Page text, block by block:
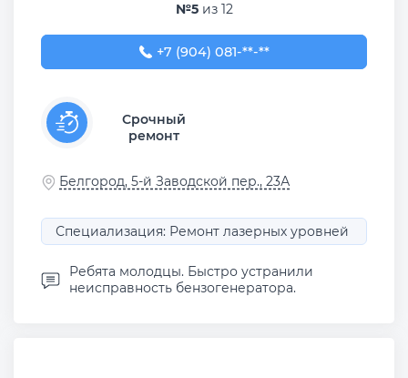
№5из 12
+7 (904) 081-68-86
+7 (904) 081-**-**
Срочный
ремонт
Белгород, 5-й Заводской пер., 23А
Специализация: Ремонт лазерных уровней
Ребята молодцы. Быстро устранили
неисправность бензогенератора.